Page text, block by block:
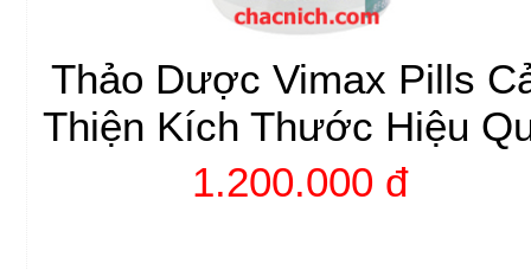
Thảo Dược Vimax Pills
Thiện Kích Thước Hiệu
1.200.000 đ